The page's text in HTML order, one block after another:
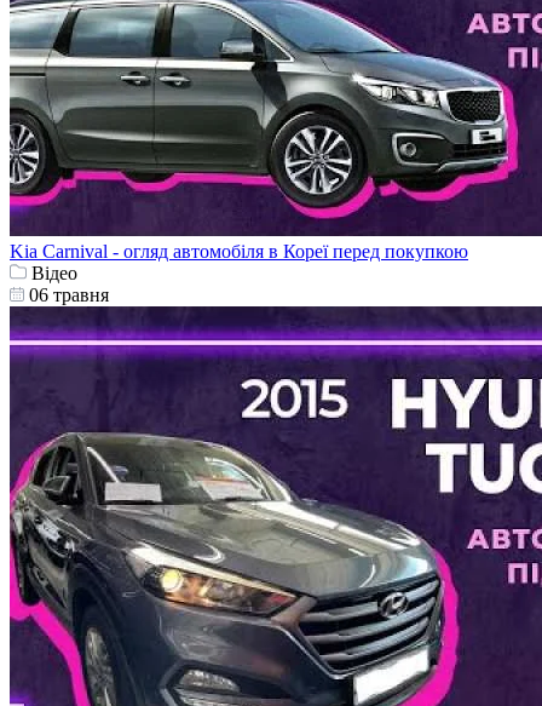
Kia Carnival - огляд автомобіля в Кореї перед покупкою
Відео
06 травня